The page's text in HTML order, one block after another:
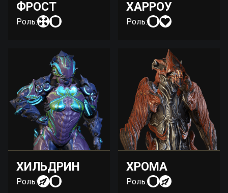
ФРОСТ
Роль:
ХАРРОУ
Роль:
ХИЛЬДРИН
Роль:
ХРОМА
Роль: